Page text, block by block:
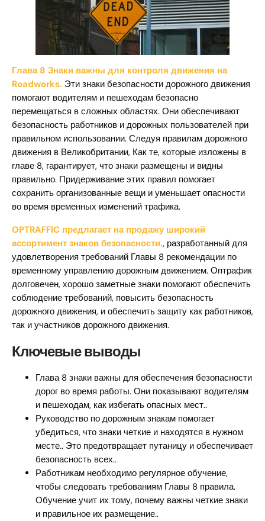
Глава 8 Знаки важны для контроля движения на
Roadworks. Эти знаки безопасности дорожного движения
помогают водителям и пешеходам безопасно
перемещаться в сложных областях. Они обеспечивают
безопасность работников и дорожных пользователей при
правильном использовании. Следуя правилам дорожного
движения в Великобритании, Как те, которые изложены в
главе 8, гарантирует, что знаки размещены и видны
правильно. Придерживание этих правил помогает
сохранить организованные вещи и уменьшает опасности
во время временных изменений трафика.
OPTRAFFIC предлагает на продажу широкий
ассортимент знаков безопасности., разработанный для
удовлетворения требований Главы 8 рекомендации по
временному управлению дорожным движением. Оптрафик
долговечен, хорошо заметные знаки помогают обеспечить
соблюдение требований, повысить безопасность
дорожного движения, и обеспечить защиту как работников,
так и участников дорожного движения.
Ключевые выводы
Глава 8 знаки важны для обеспечения безопасности
дорог во время работы. Они показывают водителям
и пешеходам, как избегать опасных мест..
Руководство по дорожным знакам помогает
убедиться, что знаки четкие и находятся в нужном
месте.. Это предотвращает путаницу и обеспечивает
безопасность всех..
Работникам необходимо регулярное обучение,
чтобы следовать требованиям Главы 8 правила.
Обучение учит их тому, почему важны четкие знаки
и правильное их размещение..